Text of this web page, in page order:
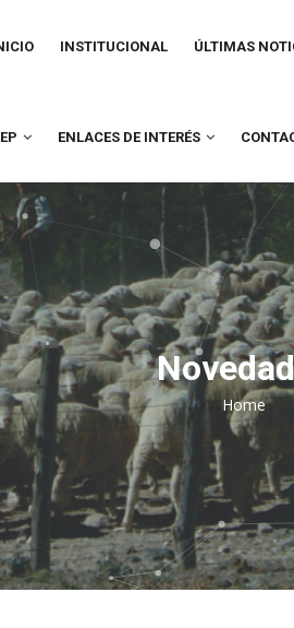
INSTITUCIONAL ÚLTIMAS
ENLACES DE INTERÉS
Home